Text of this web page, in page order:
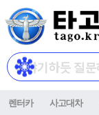
렌터카 사고대차